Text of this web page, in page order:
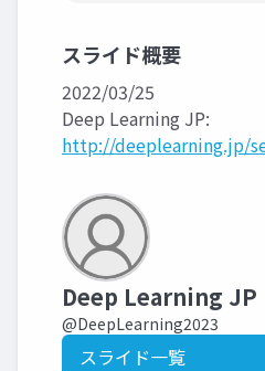
スライド概要
2022/03/25
Deep Learning JP:
http://deeplearning.jp/
Deep Learning JP
@DeepLearning2023
スライド一覧